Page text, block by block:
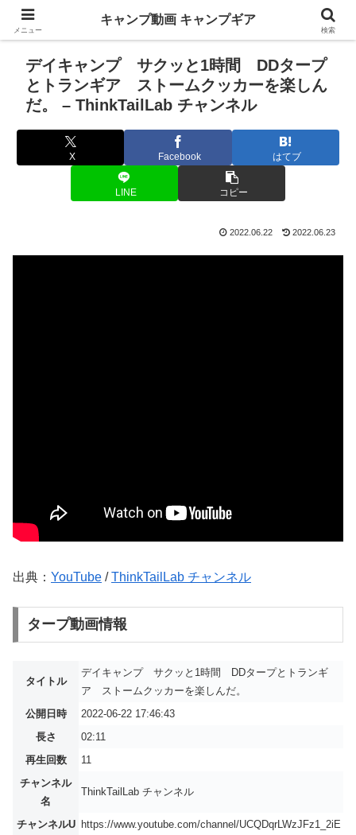
デイキャンプ サクッと1時間 DDタープ
とトランギア ストームクッカーを楽しん
だ。 – ThinkTailLab チャンネル
X Facebook はてブ
LINE コピー
2022.06.22 2022.06.23
出典： YouTube /ThinkTailLab チャンネル
タープ動画情報
タイトル
デイキャンプ サクッと1時間 DDタープとトランギ
ア ストームクッカーを楽しんだ。
公開日時
2022-06-22 17:46:43
長さ
02:11
再生回数
11
チャンネル
名
ThinkTailLab チャンネル
チャンネルU
https://www.youtube.com/channel/UCQDqrLWzJFz1_2iE
メニュー
キャンプ動画 キャンプギア
検索